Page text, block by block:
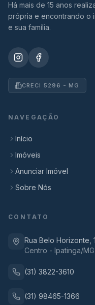
Há mais de 15 anos
própria e encontrando o
e sua família.
CRECI 5296 - MG
NAVEGAÇÃO
Início
Imóveis
Anunciar Imóvel
Sobre Nós
CONTATO
Rua Belo Horizonte,
Centro - Ipatinga/MG
(31) 3822-3610
(31) 98465-1366